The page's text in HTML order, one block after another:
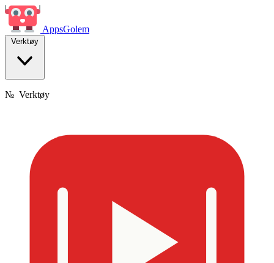
AppsGolem
Verktøy
№ Verktøy